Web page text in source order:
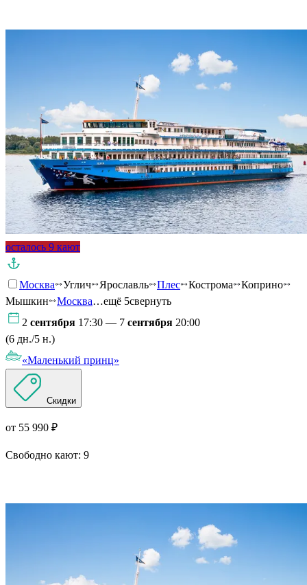
осталось 9 кают
Москва Углич Ярославль Плес Кострома
Коприно
Мышкин
Москва…ещё 5свернуть
2 сентября 17:30 — 7 сентября 20:00
(6 дн./5 н.)
«Маленький принц»
Скидки
от 55 990 ₽
Свободно кают: 9